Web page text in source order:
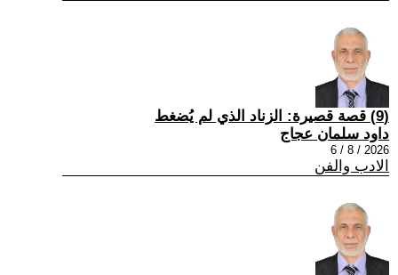
(9) قصة قصيرة: الزناد الذي لم يُضغط
داود سلمان عجاج
2026 / 8 / 6
الادب والفن